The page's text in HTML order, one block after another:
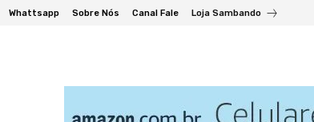
Whattsapp Sobre Nós Canal Fale Loja Sambando